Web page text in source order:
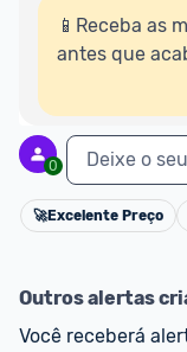
📱Receba as
antes que
0 Deixe o
🚀Excelente Preço
Outros alertas
Você receberá